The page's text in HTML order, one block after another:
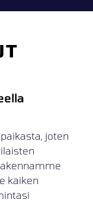
joten
kaiken